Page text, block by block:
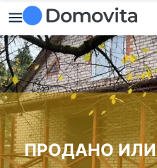
ПРОДАНО